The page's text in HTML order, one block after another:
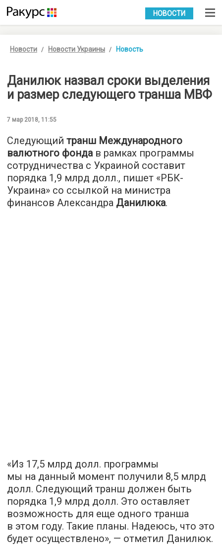
УКР РУС
НОВОСТИ
Новости Новости Украины Новость
Данилюк назвал сроки выделения
и размер следующего транша МВФ
7 мар 2018, 11:55
Следующий транш Международного
валютного фондав рамках программы
сотрудничества с Украиной составит
порядка 1,9 млрд долл., пишет «РБК-
Украина» со ссылкой на министра
финансов Александра Данилюка.
«Из 17,5 млрд долл. программы
мы на данный момент получили 8,5 млрд
долл. Следующий транш должен быть
порядка 1,9 млрд долл. Это оставляет
возможность для еще одного транша
в этом году. Такие планы. Надеюсь, что это
будет осуществлено», — отметил Данилюк.